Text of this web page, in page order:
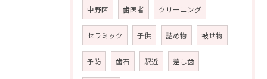
中野区 歯医者 クリーニング
セラミック 子供 詰め物 被せ物
予防 歯石 駅近 差し歯